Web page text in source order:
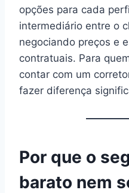
opções para cada
intermediário entre o
negociando preços e
contratuais. Para
contar com um
fazer diferença
Por que o
barato nem